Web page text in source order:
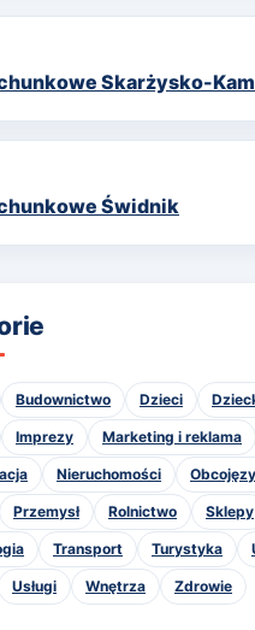
Skarżysko-
Świdnik
Budownictwo Dzieci
Imprezy Marketing i reklama
Nieruchomości
Przemysł Rolnictwo Sklepy
Transport Turystyka
Usługi Wnętrza Zdrowie